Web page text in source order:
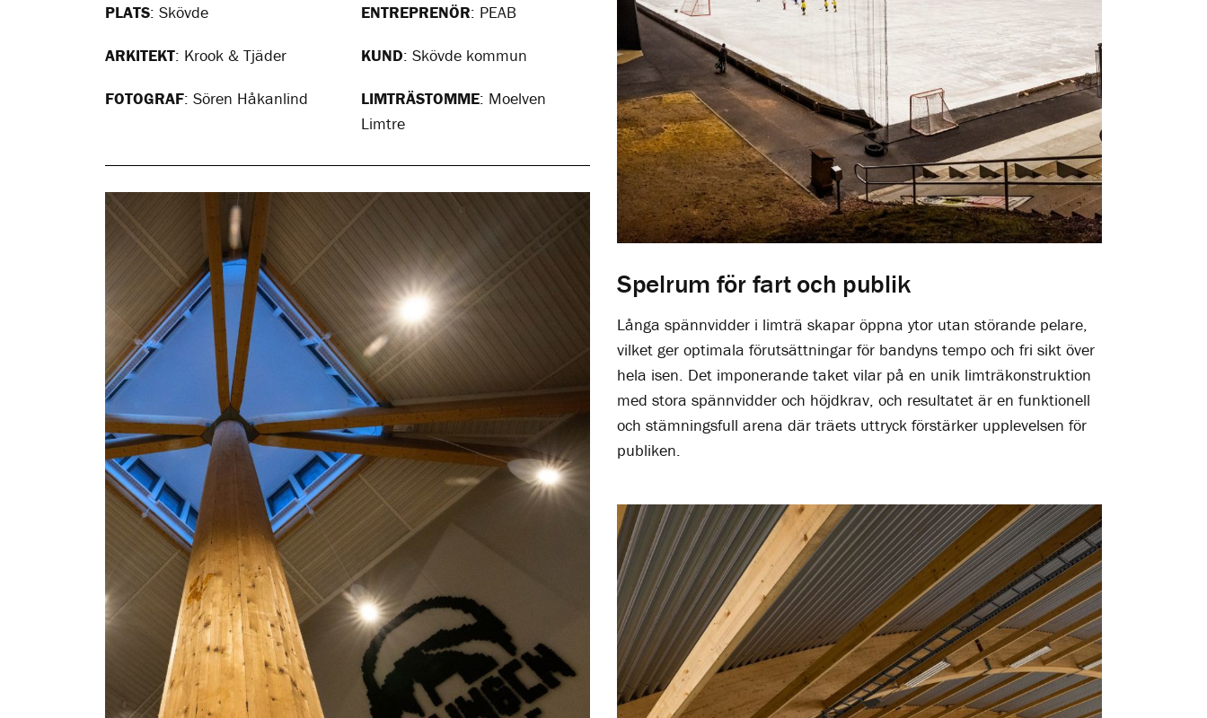
PLATS: Skövde
ARKITEKT: Krook & Tjäder
FOTOGRAF: Sören Håkanlind
ENTREPRENÖR: PEAB
KUND: Skövde kommun
LIMTRÄSTOMME: Moelven
Limtre
Spelrum för fart och publik
Långa spännvidder i limträ skapar öppna ytor utan störande pelare,
vilket ger optimala förutsättningar för bandyns tempo och fri sikt över
hela isen. Det imponerande taket vilar på en unik limträkonstruktion
med stora spännvidder och höjdkrav, och resultatet är en funktionell
och stämningsfull arena där träets uttryck förstärker upplevelsen för
publiken.